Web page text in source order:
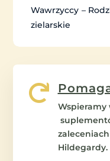
Wawrzyccy –
zielarskie

Wspieramy
Hildegardy.